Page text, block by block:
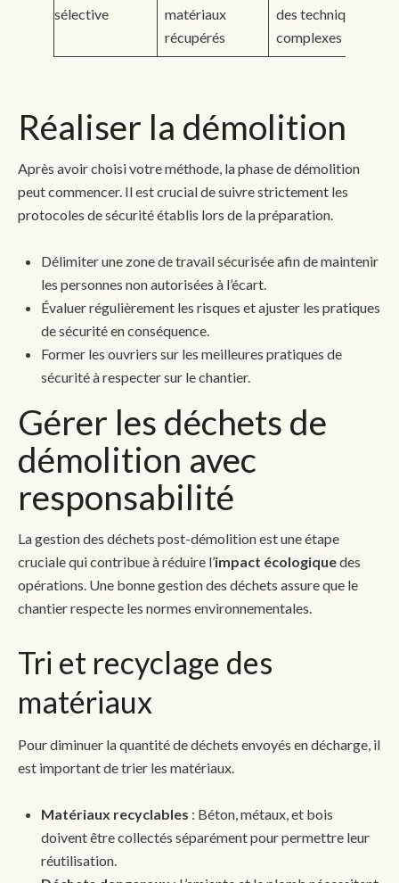
sélective
matériaux
récupérés
des techniques
complexes
Réaliser la démolition
Après avoir choisi votre méthode, la phase de démolition
peut commencer. Il est crucial de suivre strictement les
protocoles de sécurité établis lors de la préparation.
Délimiter une zone de travail sécurisée afin de maintenir
les personnes non autorisées à l’écart.
Évaluer régulièrement les risques et ajuster les pratiques
de sécurité en conséquence.
Former les ouvriers sur les meilleures pratiques de
sécurité à respecter sur le chantier.
Gérer les déchets de
démolition avec
responsabilité
La gestion des déchets post-démolition est une étape
cruciale qui contribue à réduire l’impact écologiquedes
opérations. Une bonne gestion des déchets assure que le
chantier respecte les normes environnementales.
Tri et recyclage des
matériaux
Pour diminuer la quantité de déchets envoyés en décharge, il
est important de trier les matériaux.
Matériaux recyclables : Béton, métaux, et bois
doivent être collectés séparément pour permettre leur
réutilisation.